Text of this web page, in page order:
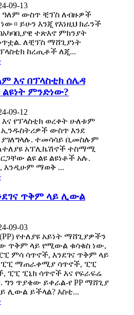
09-13
ዓለም ውስጥ ቺፕስ ለብዙዎች
ይሁን እንጂ የእነዚህ ክራንች
ተጽእኖ ምክንያት
ለቺፕስ ማሸጊያነት
ከረጢቶች ለጂ...
እና በፕላስቲክ ሰሌዳ
ምንድነው?
09-12
የፕላስቲክ ወረቀት ሁለቱም
ኢንዱስትሪዎች ውስጥ እንደ
ተመሳሳይ ቢመስሉም
አፕሊኬሽኖች ተስማሚ
ልዩ ልዩ ልዩነቶች አሉ.
እንዲሁም ማወቅ ...
ጥቅም ላይ ሊውል
09-03
የተለያዩ አይነት ማሸጊያዎችን
ጥቅም ላይ የሚውል ቁሳቁስ ነው,
ምሳ ሳጥኖች, እንደገና ጥቅም ላይ
ማጠራቀሚያ ሳጥኖች, ፒፒ
ፒፒ ፒኒክ ሳጥኖች እና የፍራፍሬ
ጥያቄው ይቀራል-የ PP ማሸጊያ
ሊውል ይችላል? እስቲ...